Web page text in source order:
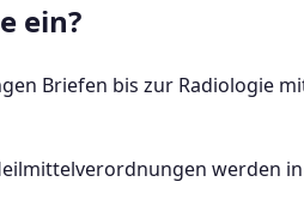
ein?
Briefen bis zur Radiologie
werden